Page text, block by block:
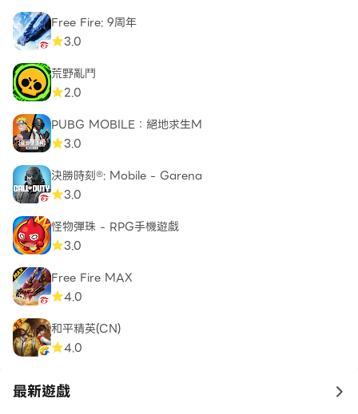
Free Fire: 9周年
3.0
荒野亂鬥
2.0
PUBG MOBILE：絕地求生M
3.0
決勝時刻®: Mobile - Garena
3.0
怪物彈珠 - RPG手機遊戲
3.0
Free Fire MAX
4.0
和平精英(CN)
4.0
最新遊戲 to